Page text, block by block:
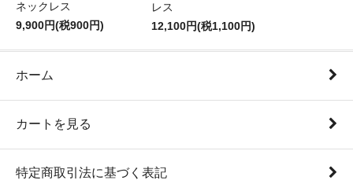
ネックレス
9,900円(税900円)
レス
12,100円(税1,100円)
ホーム
カートを見る
特定商取引法に基づく表記